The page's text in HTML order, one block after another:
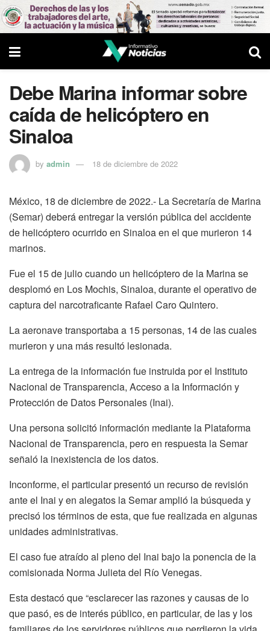
Debe Marina informar sobre
caída de helicóptero en
Sinaloa
by admin 18 de diciembre de 2022
México, 18 de diciembre de 2022.- La Secretaría de Marina
(Semar) deberá entregar la versión pública del accidente
de helicóptero ocurrido en Sinaloa en el que murieron 14
marinos.
Fue el 15 de julio cuando un helicóptero de la Marina se
desplomó en Los Mochis, Sinaloa, durante el operativo de
captura del narcotraficante Rafael Caro Quintero.
La aeronave transportaba a 15 personas, 14 de las cuales
murieron y una más resultó lesionada.
La entrega de la información fue instruida por el Instituto
Nacional de Transparencia, Acceso a la Información y
Protección de Datos Personales (Inai).
Una persona solicitó información mediante la Plataforma
Nacional de Transparencia, pero en respuesta la Semar
señaló la inexistencia de los datos.
Inconforme, el particular presentó un recurso de revisión
ante el Inai y en alegatos la Semar amplió la búsqueda y
precisó los términos de esta, que fue realizada en algunas
unidades administrativas.
El caso fue atraído al pleno del Inai bajo la ponencia de la
comisionada Norma Julieta del Río Venegas.
Esta destacó que “esclarecer las razones y causas de lo
que pasó, es de interés público, en particular, de las y los